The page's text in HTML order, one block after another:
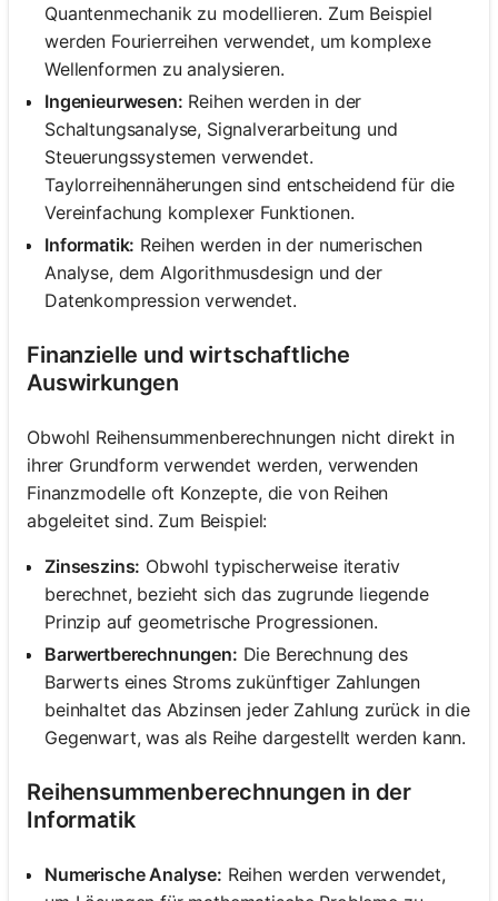
Quantenmechanik zu modellieren. Zum Beispiel
werden Fourierreihen verwendet, um komplexe
Wellenformen zu analysieren.
Ingenieurwesen: Reihen werden in der
Schaltungsanalyse, Signalverarbeitung und
Steuerungssystemen verwendet.
Taylorreihennäherungen sind entscheidend für die
Vereinfachung komplexer Funktionen.
Informatik: Reihen werden in der numerischen
Analyse, dem Algorithmusdesign und der
Datenkompression verwendet.
Finanzielle und wirtschaftliche
Auswirkungen
Obwohl Reihensummenberechnungen nicht direkt in
ihrer Grundform verwendet werden, verwenden
Finanzmodelle oft Konzepte, die von Reihen
abgeleitet sind. Zum Beispiel:
Zinseszins: Obwohl typischerweise iterativ
berechnet, bezieht sich das zugrunde liegende
Prinzip auf geometrische Progressionen.
Barwertberechnungen: Die Berechnung des
Barwerts eines Stroms zukünftiger Zahlungen
beinhaltet das Abzinsen jeder Zahlung zurück in die
Gegenwart, was als Reihe dargestellt werden kann.
Reihensummenberechnungen in der
Informatik
Numerische Analyse: Reihen werden verwendet,